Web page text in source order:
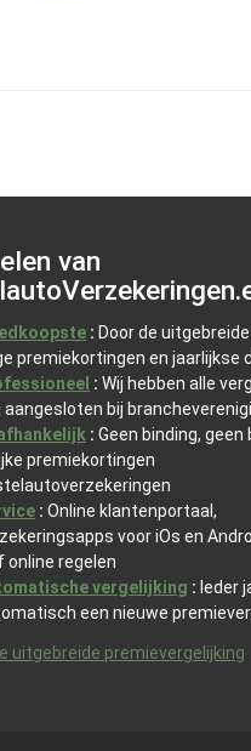
van
: Door de
premiekortingen en jaarlijkse
: Wij hebben alle
aangesloten bij
: Geen binding, geen
premiekortingen
: Online klantenportaal,
voor iOs en
online regelen
vergelijking : Ieder
een nieuwe
uitgebreide premievergelijking